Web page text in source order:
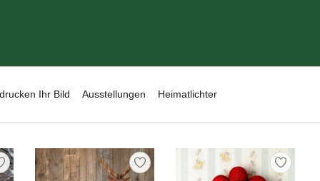
Ihr Bild Ausstellungen Heimatlichter